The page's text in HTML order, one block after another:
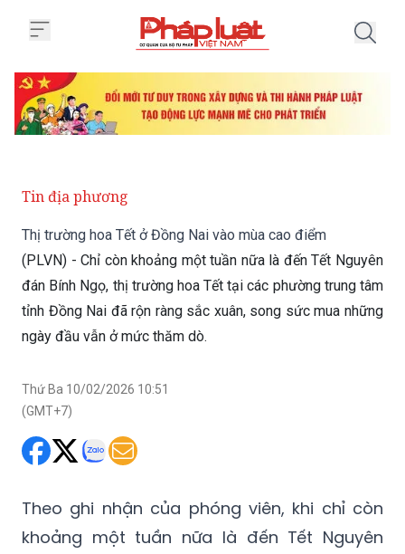
Tin địa phương
Thị trường hoa Tết ở Đồng Nai vào mùa cao điểm
(PLVN) - Chỉ còn khoảng một tuần nữa là đến Tết Nguyên
đán Bính Ngọ, thị trường hoa Tết tại các phường trung tâm
tỉnh Đồng Nai đã rộn ràng sắc xuân, song sức mua những
ngày đầu vẫn ở mức thăm dò.
Thứ Ba 10/02/2026 10:51
(GMT+7)
Theo ghi nhận của phóng viên, khi chỉ còn
khoảng một tuần nữa là đến Tết Nguyên